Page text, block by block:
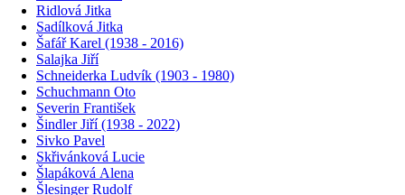
Ridlová Jitka
Sadílková Jitka
Šafář Karel (1938 - 2016)
Salajka Jiří
Schneiderka Ludvík (1903 - 1980)
Schuchmann Oto
Severin František
Šindler Jiří (1938 - 2022)
Sivko Pavel
Skřivánková Lucie
Šlapáková Alena
Šlesinger Rudolf